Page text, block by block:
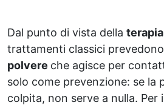
Dal punto di vista della terapia
trattamenti classici prevedono
polvere che agisce per
solo come prevenzione: se la
colpita, non serve a nulla.